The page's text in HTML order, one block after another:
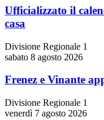
Ufficializzato il
casa
Divisione Regionale 1
sabato 8 agosto 2026
Frenez e Vinante
Divisione Regionale 1
venerdì 7 agosto 2026